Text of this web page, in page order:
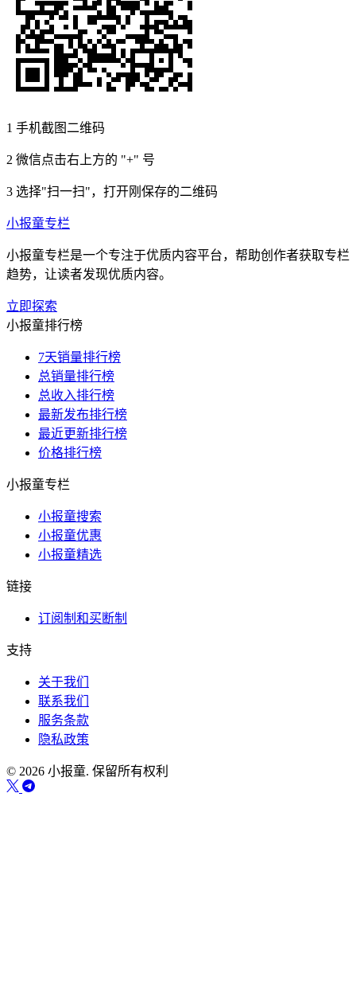
1 手机截图二维码
2 微信点击右上方的 "+" 号
3 选择"扫一扫"，打开刚保存的二维码
小报童专栏
小报童专栏是一个专注于优质内容平台，帮助创作者获取专栏
趋势，让读者发现优质内容。
立即探索
小报童排行榜
7天销量排行榜
总销量排行榜
总收入排行榜
最新发布排行榜
最近更新排行榜
价格排行榜
小报童专栏
小报童搜索
小报童优惠
小报童精选
链接
订阅制和买断制
支持
关于我们
联系我们
服务条款
隐私政策
© 2026 小报童. 保留所有权利